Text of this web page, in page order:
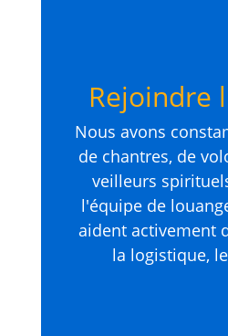
Rejoindre
Nous avons
de chantres, de
veilleurs
l'équipe de
aident activement
la logistique,